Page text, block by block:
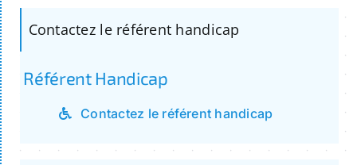
Contactez le référent handicap
Référent Handicap
Contactez le référent handicap